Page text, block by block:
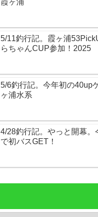
霞ヶ浦
5/11釣行記。霞ヶ浦
らちゃんCUP参加！2025
5/6釣行記。今年初の40up
ヶ浦水系
4/28釣行記。やっと開幕。
で初バスGET！